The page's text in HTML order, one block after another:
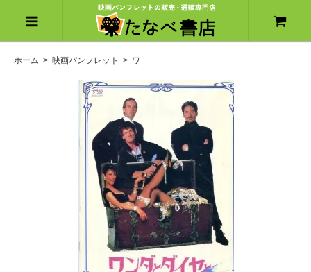
ホーム > 映画パンフレット > ワ